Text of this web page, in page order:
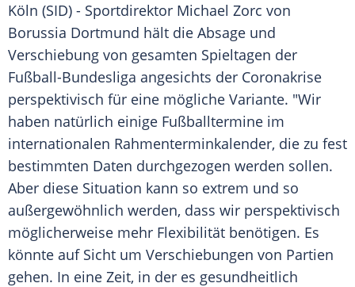
Köln (SID) - Sportdirektor Michael Zorc von
Borussia Dortmund hält die Absage und
Verschiebung von gesamten Spieltagen der
Fußball-Bundesliga angesichts der Coronakrise
perspektivisch für eine mögliche Variante. "Wir
haben natürlich einige Fußballtermine im
internationalen Rahmenterminkalender, die zu fest
bestimmten Daten durchgezogen werden sollen.
Aber diese Situation kann so extrem und so
außergewöhnlich werden, dass wir perspektivisch
möglicherweise mehr Flexibilität benötigen. Es
könnte auf Sicht um Verschiebungen von Partien
gehen. In eine Zeit, in der es gesundheitlich